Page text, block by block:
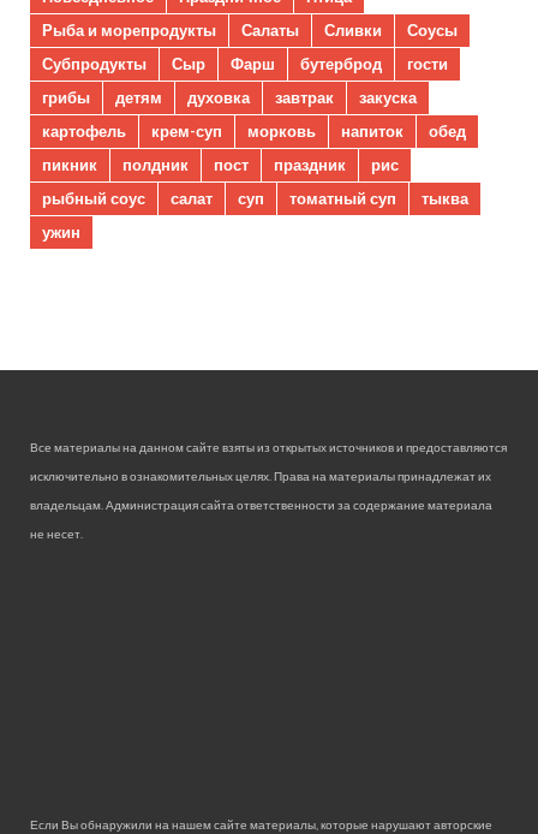
Рыба и морепродукты
Салаты Сливки
Соусы
Субпродукты
Сыр Фарш бутерброд
гости
грибы
детям духовка завтрак
закуска
картофель
крем-суп морковь напиток
обед
пикник
полдник пост праздник
рис
рыбный соус
салат суп томатный суп
тыква
ужин
Все материалы на данном сайте взяты из открытых источников и предоставляются
исключительно в ознакомительных целях. Права на материалы принадлежат их
владельцам. Администрация сайта ответственности за содержание материала
не несет.
Если Вы обнаружили на нашем сайте материалы, которые нарушают авторские